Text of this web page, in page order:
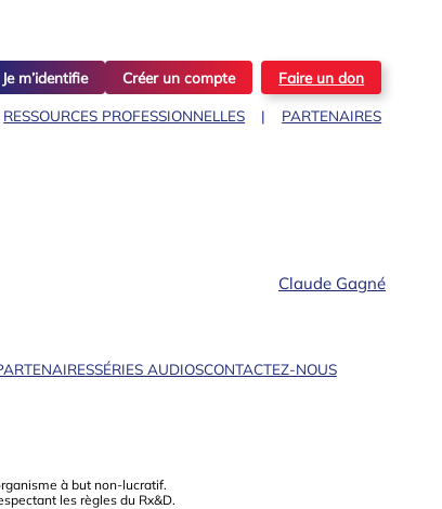
Je m’identifie Créer un compte Faire un don
RESSOURCES PROFESSIONNELLES PARTENAIRES
Claude Gagné
SÉRIES AUDIOSCONTACTEZ-NOUS
à but non-lucratif.
les règles du Rx&D.